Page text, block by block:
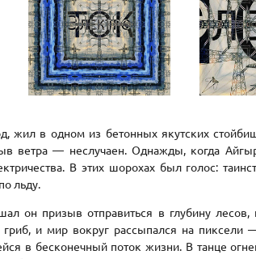
жил в одном из бетонных якутских
ветра — неслучаен. Однажды, когда
В этих шорохах был голос:
льду.
он призыв отправиться в глубину лесов,
и мир вокруг рассыпался на пиксели
в бесконечный поток жизни. В танце